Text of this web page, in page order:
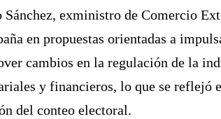
Sánchez, exministro de Comercio
en propuestas orientadas a
cambios en la regulación de la
y financieros, lo que se reflejó
del conteo electoral.